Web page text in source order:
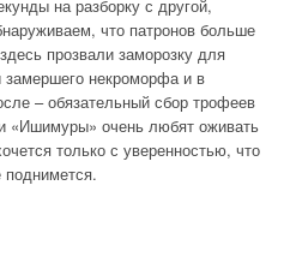
на разборку с другой,
что патронов больше
прозвали заморозку для
замершего некроморфа и в
– обязательный сбор трофеев
«Ишимуры» очень любят оживать
только с уверенностью, что